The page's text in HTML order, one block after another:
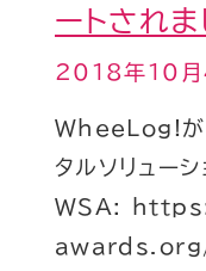
ートされま
2018年10
WheeLog!が
タルソリュー
WSA:
awards.org/
ト
ま
し
た